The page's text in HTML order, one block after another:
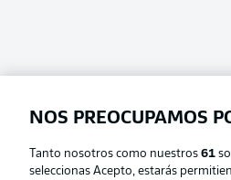
NOS PREOCUPAMOS
Tanto nosotros como nuestros 61
seleccionas Acepto, estarás